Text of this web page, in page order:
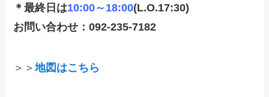
＊最終日は10:00～18:00(L.O.17:30)
お問い合わせ：092-235-7182
＞＞地図はこちら